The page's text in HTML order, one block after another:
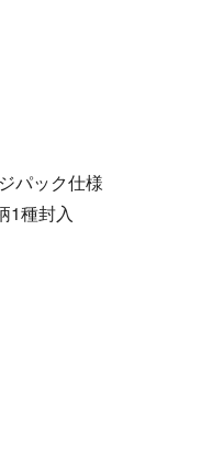
パック仕様
1種封入